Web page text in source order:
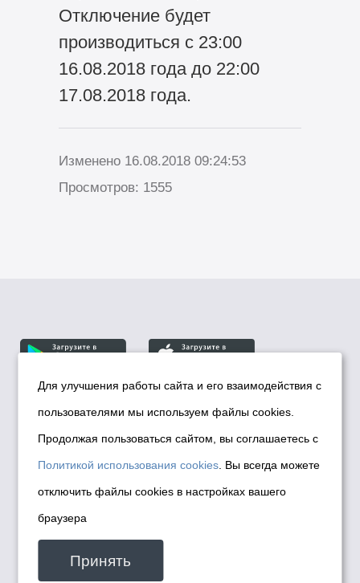
Отключение будет
производиться с 23:00
16.08.2018 года до 22:00
17.08.2018 года.
Изменено 16.08.2018 09:24:53
Просмотров: 1555
© Департамент информационной политики мэрии
города Новосибирска, 2026
Политика использования Cookies
Политика по обработке персональных
данных в информационных системах
мэрии города Новосибирска
malinchukvl@mail.ru
Для улучшения работы сайта и его взаимодействия с
пользователями мы используем файлы cookies.
Продолжая пользоваться сайтом, вы соглашаетесь с
Политикой использования cookies . Вы всегда можете
отключить файлы cookies в настройках вашего
браузера
Принять